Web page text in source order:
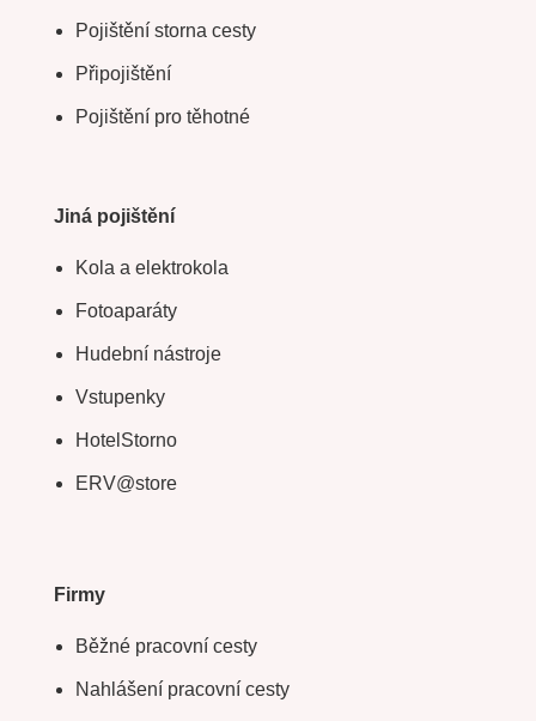
Pojištění storna cesty
Připojištění
Pojištění pro těhotné
Jiná pojištění
Kola a elektrokola
Fotoaparáty
Hudební nástroje
Vstupenky
HotelStorno
ERV@store
Firmy
Běžné pracovní cesty
Nahlášení pracovní cesty